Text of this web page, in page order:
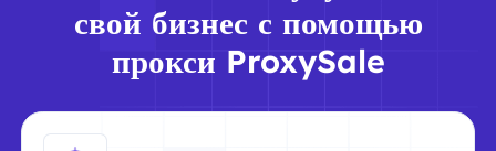
свой бизнес с помощью
прокси ProxySale